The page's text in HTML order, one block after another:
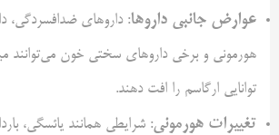
عوارض جانبی داروها: داروهای ضدافسردگی،
هورمونی و برخی داروهای سختی خون می‌توانند
توانایی ارگاسم را افت دهند.
تغییرات هورمونی: شرایطی همانند یائسگی،